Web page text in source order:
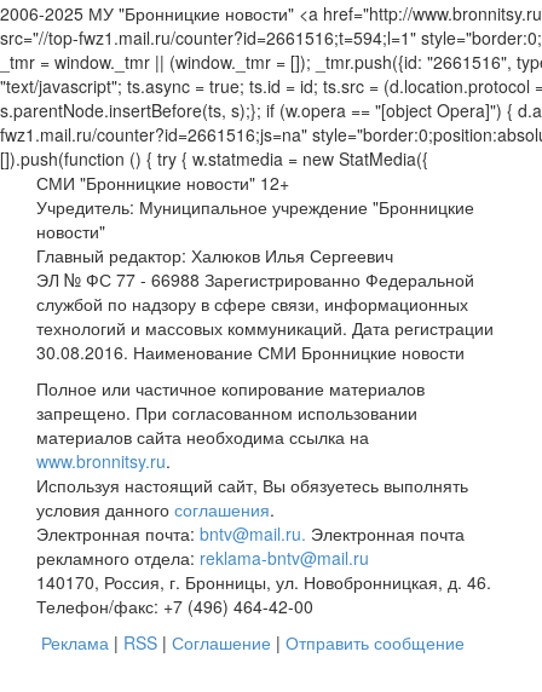
СМИ "Бронницкие новости" 12+
Учредитель: Муниципальное учреждение "Бронницкие
новости"
Главный редактор: Халюков Илья Сергеевич
ЭЛ № ФС 77 - 66988 Зарегистрированно Федеральной
службой по надзору в сфере связи, информационных
технологий и массовых коммуникаций. Дата регистрации
30.08.2016. Наименование СМИ Бронницкие новости
Полное или частичное копирование материалов
запрещено. При согласованном использовании
материалов сайта необходима ссылка на
www.bronnitsy.ru.
Используя настоящий сайт, Вы обязуетесь выполнять
условия данного соглашения.
Электронная почта: bntv@mail.ru. Электронная почта
рекламного отдела: reklama-bntv@mail.ru
140170, Россия, г. Бронницы, ул. Новобронницкая, д. 46.
Телефон/факс: +7 (496) 464-42-00
Реклама | RSS | Соглашение | Отправить сообщение